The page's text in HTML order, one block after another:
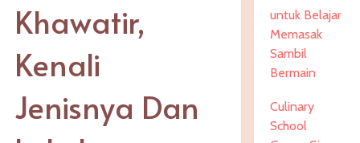
Khawatir,
Kenali
Jenisnya Dan
Culinary
School